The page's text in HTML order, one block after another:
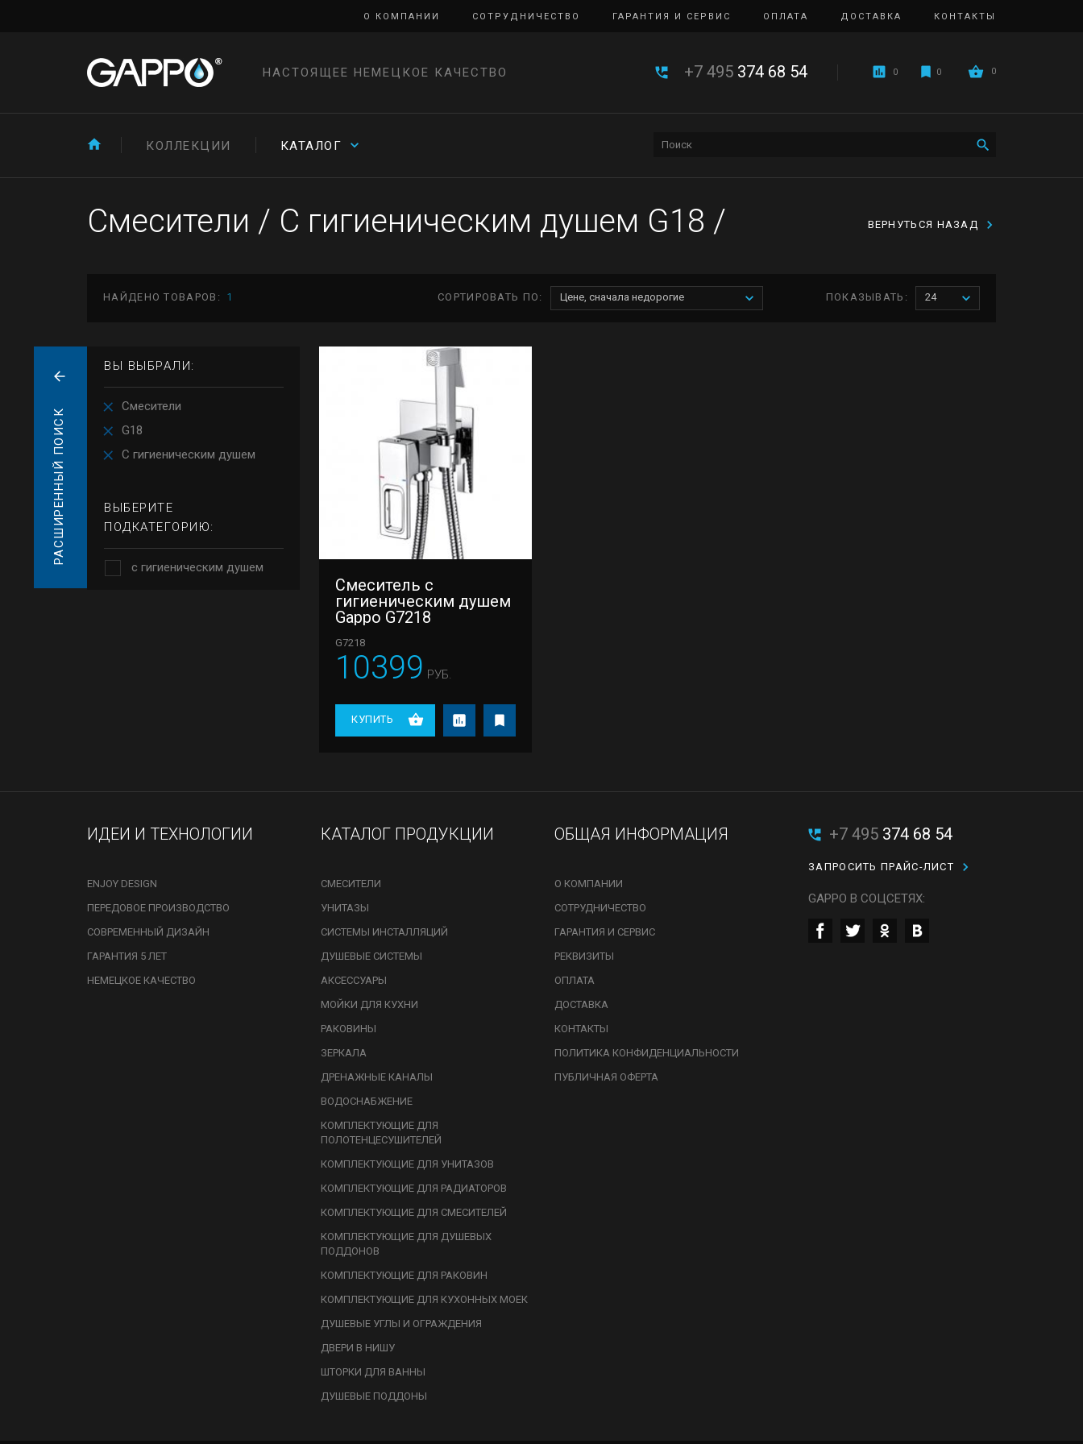
О КОМПАНИИ СОТРУДНИЧЕСТВО ГАРАНТИЯ И СЕРВИС ОПЛАТА ДОСТАВКА КОНТАКТЫ
НАСТОЯЩЕЕ НЕМЕЦКОЕ КАЧЕСТВО +7 495 374 68 54 0 0 0
КОЛЛЕКЦИИ КАТАЛОГ
ВЕРНУТЬСЯ НАЗАД
Смесители / С гигиеническим душем G18 /
НАЙДЕНО ТОВАРОВ: 1 СОРТИРОВАТЬ ПО: Цене, сначала недорогие ПОКАЗЫВАТЬ: 24
РАСШИРЕННЫЙ ПОИСК
ВЫ ВЫБРАЛИ:
Смесители
G18
С гигиеническим душем
ВЫБЕРИТЕ
ПОДКАТЕГОРИЮ:
с гигиеническим душем
Смеситель с
гигиеническим душем
Gappo G7218
G7218
10399 РУБ.
КУПИТЬ
ИДЕИ И ТЕХНОЛОГИИ
ENJOY DESIGN
ПЕРЕДОВОЕ ПРОИЗВОДСТВО
СОВРЕМЕННЫЙ ДИЗАЙН
ГАРАНТИЯ 5 ЛЕТ
НЕМЕЦКОЕ КАЧЕСТВО
КАТАЛОГ ПРОДУКЦИИ
СМЕСИТЕЛИ
УНИТАЗЫ
СИСТЕМЫ ИНСТАЛЛЯЦИЙ
ДУШЕВЫЕ СИСТЕМЫ
АКСЕССУАРЫ
МОЙКИ ДЛЯ КУХНИ
РАКОВИНЫ
ЗЕРКАЛА
ДРЕНАЖНЫЕ КАНАЛЫ
ВОДОСНАБЖЕНИЕ
КОМПЛЕКТУЮЩИЕ ДЛЯ
ПОЛОТЕНЦЕСУШИТЕЛЕЙ
КОМПЛЕКТУЮЩИЕ ДЛЯ УНИТАЗОВ
КОМПЛЕКТУЮЩИЕ ДЛЯ РАДИАТОРОВ
КОМПЛЕКТУЮЩИЕ ДЛЯ СМЕСИТЕЛЕЙ
КОМПЛЕКТУЮЩИЕ ДЛЯ ДУШЕВЫХ
ПОДДОНОВ
КОМПЛЕКТУЮЩИЕ ДЛЯ РАКОВИН
КОМПЛЕКТУЮЩИЕ ДЛЯ КУХОННЫХ МОЕК
ДУШЕВЫЕ УГЛЫ И ОГРАЖДЕНИЯ
ДВЕРИ В НИШУ
ШТОРКИ ДЛЯ ВАННЫ
ДУШЕВЫЕ ПОДДОНЫ
ОБЩАЯ ИНФОРМАЦИЯ
О КОМПАНИИ
СОТРУДНИЧЕСТВО
ГАРАНТИЯ И СЕРВИС
РЕКВИЗИТЫ
ОПЛАТА
ДОСТАВКА
КОНТАКТЫ
ПОЛИТИКА КОНФИДЕНЦИАЛЬНОСТИ
ПУБЛИЧНАЯ ОФЕРТА
+7 495 374 68 54
ЗАПРОСИТЬ ПРАЙС-ЛИСТ
GAPPO В СОЦСЕТЯХ: